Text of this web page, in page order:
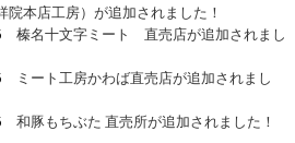
院本店工房）が追加されました！
榛名十文字ミート 直売店が追加されまし
ミート工房かわば直売店が追加されまし
和豚もちぶた 直売所が追加されました！